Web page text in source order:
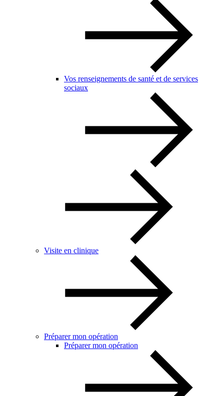
Vos renseignements de santé et de services
sociaux
Visite en clinique
Préparer mon opération
Préparer mon opération